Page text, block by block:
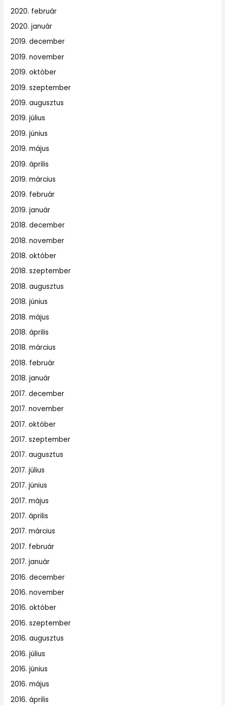
2020. február
2020. január
2019. december
2019. november
2019. október
2019. szeptember
2019. augusztus
2019. július
2019. június
2019. május
2019. április
2019. március
2019. február
2019. január
2018. december
2018. november
2018. október
2018. szeptember
2018. augusztus
2018. június
2018. május
2018. április
2018. március
2018. február
2018. január
2017. december
2017. november
2017. október
2017. szeptember
2017. augusztus
2017. július
2017. június
2017. május
2017. április
2017. március
2017. február
2017. január
2016. december
2016. november
2016. október
2016. szeptember
2016. augusztus
2016. július
2016. június
2016. május
2016. április